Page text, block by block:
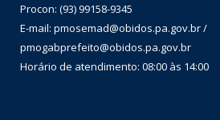
Procon: (93) 99158-9345
E-mail: pmosemad@obidos.pa.gov.br /
pmogabprefeito@obidos.pa.gov.br
Horário de atendimento: 08:00 às 14:00